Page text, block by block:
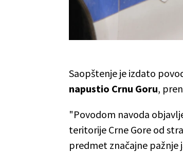
Saopštenje je izdato
napustio Crnu Goru,
"Povodom navoda
teritorije Crne Gore od
predmet značajne